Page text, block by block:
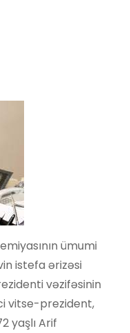
ümumi
istefa ərizəsi
vəzifəsinin
vitse-prezident,
yaşlı Arif